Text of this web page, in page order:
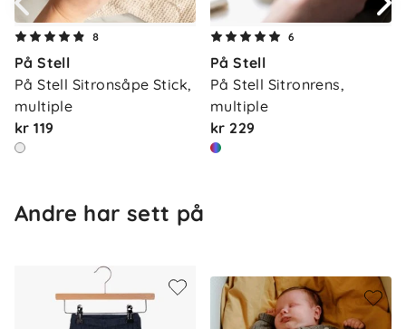
100 % merinoull
Vedlikehold
Vaskes på ullprogram med egnet ullvaskemiddel.
Luft gjerne plagget mellom bruk for å bevare ullens
8
På Stell
På Stell Sitronsåpe Stick,
multiple
kr 119
6
På Stell
På Stell Sitronrens,
multiple
kr 229
Andre har sett på